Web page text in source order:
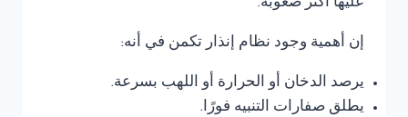
عليها أكثر صعوبة.
إن أهمية وجود نظام إنذار تكمن في أنه:
يرصد الدخان أو الحرارة أو اللهب بسرعة.
يطلق صفارات التنبيه فورًا.